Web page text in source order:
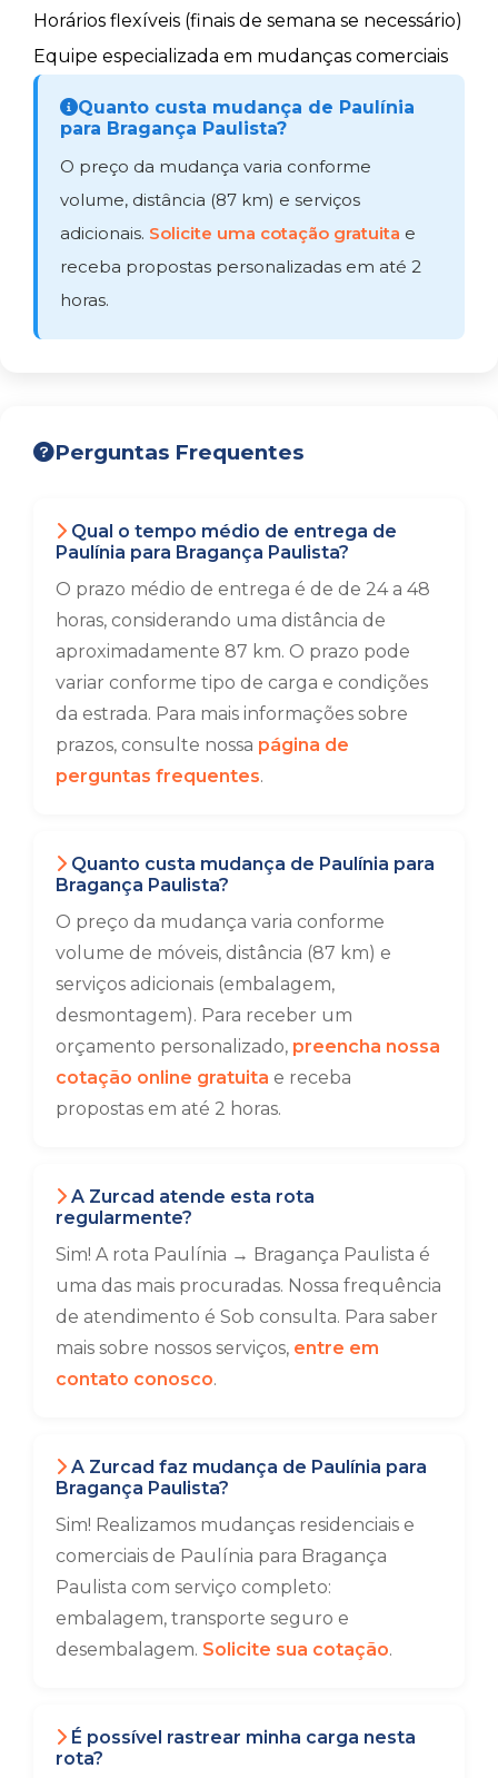
Horários flexíveis (finais de semana se necessário)
Equipe especializada em mudanças comerciais
Quanto custa mudança de Paulínia
para Bragança Paulista?
O preço da mudança varia conforme
volume, distância (87 km) e serviços
adicionais. Solicite uma cotação gratuita e
receba propostas personalizadas em até 2
horas.
Perguntas Frequentes
Qual o tempo médio de entrega de
Paulínia para Bragança Paulista?
O prazo médio de entrega é de de 24 a 48
horas, considerando uma distância de
aproximadamente 87 km. O prazo pode
variar conforme tipo de carga e condições
da estrada. Para mais informações sobre
prazos, consulte nossa página de
perguntas frequentes.
Quanto custa mudança de Paulínia para
Bragança Paulista?
O preço da mudança varia conforme
volume de móveis, distância (87 km) e
serviços adicionais (embalagem,
desmontagem). Para receber um
orçamento personalizado, preencha nossa
cotação online gratuita e receba
propostas em até 2 horas.
A Zurcad atende esta rota
regularmente?
Sim! A rota Paulínia → Bragança Paulista é
uma das mais procuradas. Nossa frequência
de atendimento é Sob consulta. Para saber
mais sobre nossos serviços, entre em
contato conosco.
A Zurcad faz mudança de Paulínia para
Bragança Paulista?
Sim! Realizamos mudanças residenciais e
comerciais de Paulínia para Bragança
Paulista com serviço completo:
embalagem, transporte seguro e
desembalagem. Solicite sua cotação.
É possível rastrear minha carga nesta
rota?